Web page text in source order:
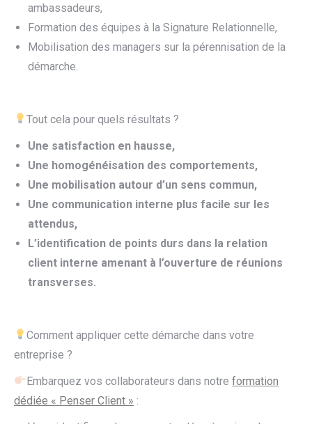
ambassadeurs,
Formation des équipes à la Signature Relationnelle,
Mobilisation des managers sur la pérennisation de la
démarche.
Tout cela pour quels résultats ?
Une satisfaction en hausse,
Une homogénéisation des comportements,
Une mobilisation autour d’un sens commun,
Une communication interne plus facile sur les
attendus,
L’identification de points durs dans la relation
client interne amenant à l’ouverture de réunions
transverses.
Comment appliquer cette démarche dans votre
entreprise ?
Embarquez vos collaborateurs dans notreformation
dédiée « Penser Client » :